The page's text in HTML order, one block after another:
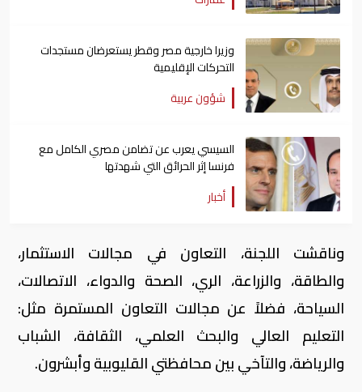
وزيرا خارجية مصر وقطر يستعرضان مستجدات
التحركات الإقليمية
شؤون عربية
السيسي يعرب عن تضامن مصري الكامل مع
فرنسا إثر الحرائق التي شهدتها
أخبار
وناقشت اللجنة، التعاون في مجالات الاستثمار،
والطاقة، والزراعة، الري، الصحة والدواء، الاتصالات،
السياحة، فضلاً عن مجالات التعاون المستمرة مثل:
التعليم العالي والبحث العلمي، الثقافة، الشباب
والرياضة، والتآخي بين محافظتي القليوبية وأبشرون.